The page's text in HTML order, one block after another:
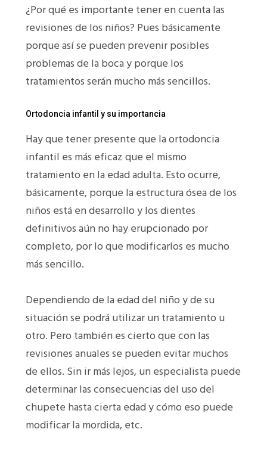
¿Por qué es importante tener en cuenta las
revisiones de los niños? Pues básicamente
porque así se pueden prevenir posibles
problemas de la boca y porque los
tratamientos serán mucho más sencillos.
Ortodoncia infantil y su importancia
Hay que tener presente que la ortodoncia
infantil es más eficaz que el mismo
tratamiento en la edad adulta. Esto ocurre,
básicamente, porque la estructura ósea de los
niños está en desarrollo y los dientes
definitivos aún no hay erupcionado por
completo, por lo que modificarlos es mucho
más sencillo.
Dependiendo de la edad del niño y de su
situación se podrá utilizar un tratamiento u
otro. Pero también es cierto que con las
revisiones anuales se pueden evitar muchos
de ellos. Sin ir más lejos, un especialista puede
determinar las consecuencias del uso del
chupete hasta cierta edad y cómo eso puede
modificar la mordida, etc.